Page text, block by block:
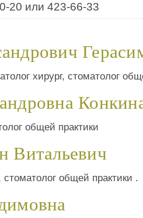
20 или 423-66-33
хирург, стоматолог
общей практики
Витальевич
стоматолог общей практики .